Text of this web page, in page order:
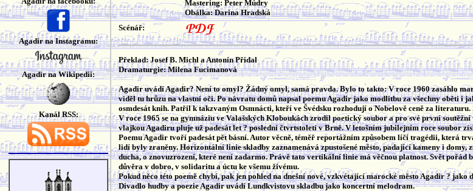
Agadir na Instagramu:
Agadir na Wikipedii:
Kanál RSS:
Mastering: Peter Múdry
Obálka: Darina Hradská
Scénář:
Překlad: Josef B. Michl a Antonín Přidal
Dramaturgie: Milena Fucimanová
Agadir uvádí Agadir? Není to omyl? Žádný omyl, samá pravda. Bylo to takto: V roce 1960 zasáhlo
viděl tu hrůzu na vlastní oči. Po návratu domů napsal poemu Agadir jako modlitbu za všechny oběti i
osmdesát knih. Patřil k takzvaným Osmnácti, kteří ve Švédsku rozhodují o Nobelově ceně za
V roce 1965 se na gymnáziu ve Valašských Kloboukách zrodil poetický soubor a pro své první
vlajkou Agadiru pluje už padesát let ? poslední čtvrtstoletí v Brně. V letošním jubilejním roce soubor
Poemu Agadir tvoří padesát pět básní. Autor věcně, téměř reportážním způsobem líčí tragédii, která
lidí byly zraněny. Horizontální linie skladby zaznamenává zpustošené město, padající kameny i
ducha, o znovuzrození, které není zadarmo. Právě tato vertikální linie má věčnou platnost. Svět
důvěra v dobro, v solidaritu a úctu ke všemu živému.
Pokud něco této poemě chybí, pak jen pohled na dnešní nové, vzkvétající marocké město Agadir ?
Divadlo hudby a poezie Agadir uvádí Lundkvistovu skladbu jako koncertní melodram.